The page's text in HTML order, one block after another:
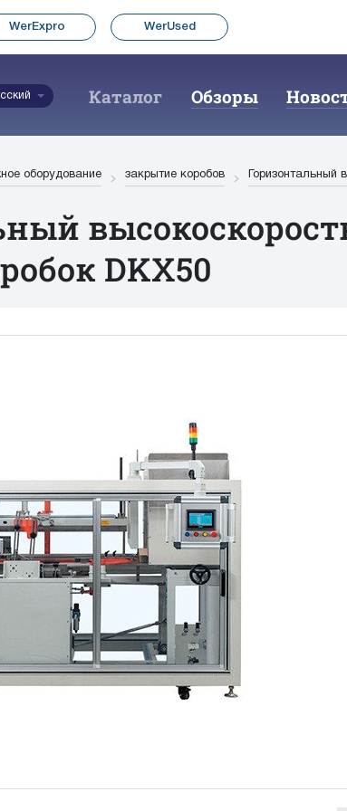
WerExpro WerUsed
Каталог Обзоры
оборудование закрытие коробов Горизонтальный
DKX50